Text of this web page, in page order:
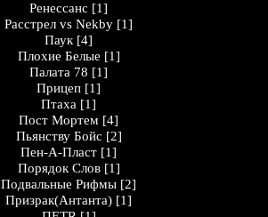
Ренессанс [1]
Расстрел vs Nekby [1]
Паук [4]
Плохие Белые [1]
Палата 78 [1]
Прицеп [1]
Птаха [1]
Пост Мортем [4]
Пьянству Бойс [2]
Пен-А-Пласт [1]
Порядок Слов [1]
Подвальные Рифмы [2]
Призрак(Антанта) [1]